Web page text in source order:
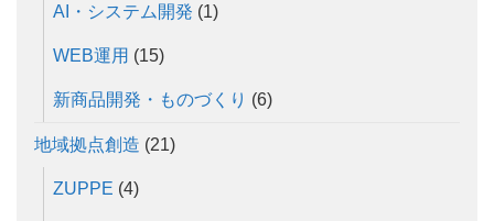
AI・システム開発 (1)
WEB運用 (15)
新商品開発・ものづくり (6)
地域拠点創造 (21)
ZUPPE (4)